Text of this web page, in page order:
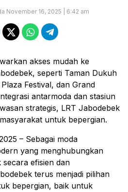
November 16, 2025 | 6:42 am
akses mudah ke
seperti Taman Dukuh
Festival, dan Grand
antarmoda dan stasiun
strategis, LRT Jabodebek
untuk bepergian.
– Sebagai moda
yang menghubungkan
efisien dan
terus menjadi pilihan
bepergian, baik untuk